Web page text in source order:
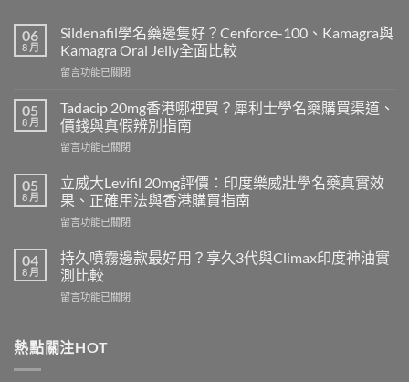
06
8 月
Sildenafil學名藥邊隻好？Cenforce-100、Kamagra與
Kamagra Oral Jelly全面比較
在
學
名
藥
邊
好？
Cenforce-
100、
Kamagra
Kamagra
Oral
全
較〉
留言功能已關閉
05
8 月
Tadacip 20mg香港哪裡買？犀利士學名藥購買渠道、
價錢與真假辨別指南
在
20mg
香
港
哪
買？
犀
利
士
藥
留言功能已關閉
05
8 月
立威大Levifil 20mg評價：印度樂威壯學名藥真實效
果、正確用法與香港購買指南
在
威
大
Levifil
20mg
印
留言功能已關閉
04
8 月
持久噴霧邊款最好用？享久3代與Climax印度神油實
測比較
在
噴
霧
留言功能已關閉
熱點關注HOT